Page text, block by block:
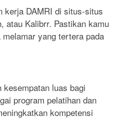
kerja DAMRI di situs-situs
atau Kalibrr. Pastikan kamu
yang tertera pada
kesempatan luas bagi
program pelatihan dan
kompetensi